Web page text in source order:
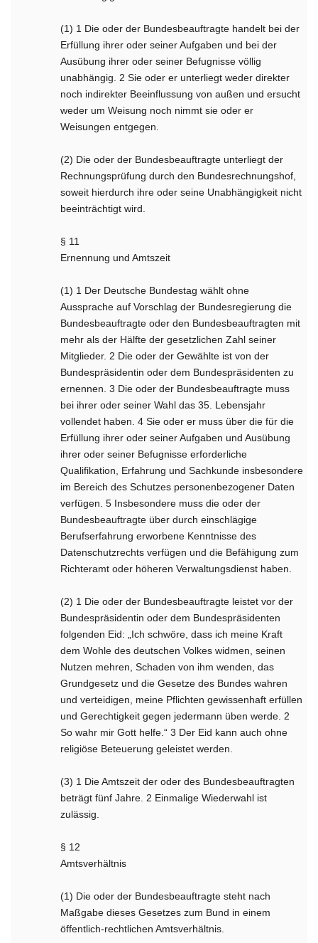
(1) 1 Die oder der Bundesbeauftragte handelt bei der
Erfüllung ihrer oder seiner Aufgaben und bei der
Ausübung ihrer oder seiner Befugnisse völlig
unabhängig. 2 Sie oder er unterliegt weder direkter
noch indirekter Beeinflussung von außen und ersucht
weder um Weisung noch nimmt sie oder er
Weisungen entgegen.
(2) Die oder der Bundesbeauftragte unterliegt der
Rechnungsprüfung durch den Bundesrechnungshof,
soweit hierdurch ihre oder seine Unabhängigkeit nicht
beeinträchtigt wird.
§ 11
Ernennung und Amtszeit
(1) 1 Der Deutsche Bundestag wählt ohne
Aussprache auf Vorschlag der Bundesregierung die
Bundesbeauftragte oder den Bundesbeauftragten mit
mehr als der Hälfte der gesetzlichen Zahl seiner
Mitglieder. 2 Die oder der Gewählte ist von der
Bundespräsidentin oder dem Bundespräsidenten zu
ernennen. 3 Die oder der Bundesbeauftragte muss
bei ihrer oder seiner Wahl das 35. Lebensjahr
vollendet haben. 4 Sie oder er muss über die für die
Erfüllung ihrer oder seiner Aufgaben und Ausübung
ihrer oder seiner Befugnisse erforderliche
Qualifikation, Erfahrung und Sachkunde insbesondere
im Bereich des Schutzes personenbezogener Daten
verfügen. 5 Insbesondere muss die oder der
Bundesbeauftragte über durch einschlägige
Berufserfahrung erworbene Kenntnisse des
Datenschutzrechts verfügen und die Befähigung zum
Richteramt oder höheren Verwaltungsdienst haben.
(2) 1 Die oder der Bundesbeauftragte leistet vor der
Bundespräsidentin oder dem Bundespräsidenten
folgenden Eid: „Ich schwöre, dass ich meine Kraft
dem Wohle des deutschen Volkes widmen, seinen
Nutzen mehren, Schaden von ihm wenden, das
Grundgesetz und die Gesetze des Bundes wahren
und verteidigen, meine Pflichten gewissenhaft erfüllen
und Gerechtigkeit gegen jedermann üben werde. 2
So wahr mir Gott helfe.“ 3 Der Eid kann auch ohne
religiöse Beteuerung geleistet werden.
(3) 1 Die Amtszeit der oder des Bundesbeauftragten
beträgt fünf Jahre. 2 Einmalige Wiederwahl ist
zulässig.
§ 12
Amtsverhältnis
(1) Die oder der Bundesbeauftragte steht nach
Maßgabe dieses Gesetzes zum Bund in einem
öffentlich-rechtlichen Amtsverhältnis.